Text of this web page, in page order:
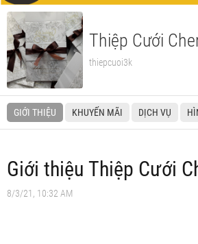
Thiệp Cưới
thiepcuoi3k
GIỚI THIỆU KHUYẾN MÃI DỊCH VỤ
Giới thiệu Thiệp Cưới
8/3/21, 10:32 AM